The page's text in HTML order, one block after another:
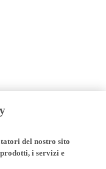
del nostro sito
i servizi e